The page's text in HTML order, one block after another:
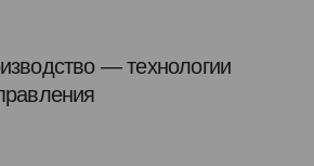
— технологии